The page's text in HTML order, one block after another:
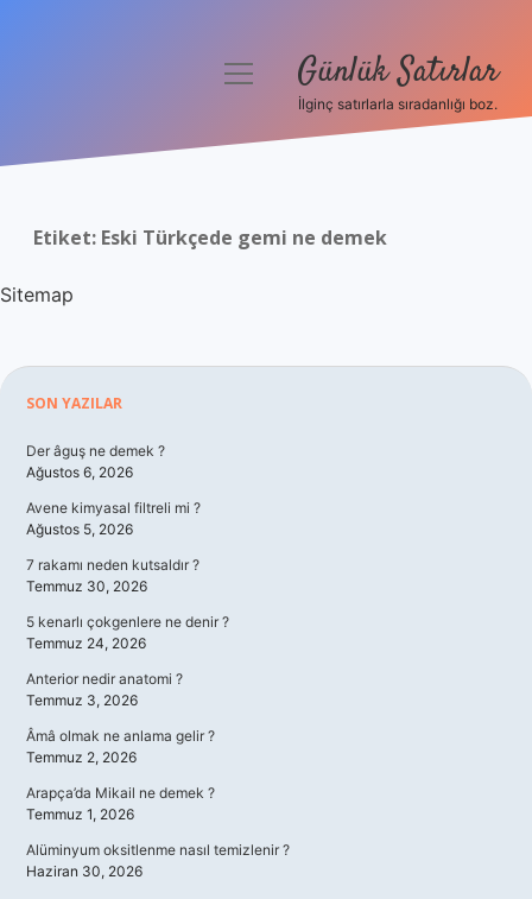
Hakkımızda
menüyü Günlük Satırlar
İlginç satırlarla sıradanlığı boz.
Etiket: Eski Türkçede gemi ne demek
Sitemap
Sidebar
SON YAZILAR
Der âguş ne demek ?
Ağustos 6, 2026
Avene kimyasal filtreli mi ?
Ağustos 5, 2026
7 rakamı neden kutsaldır ?
Temmuz 30, 2026
5 kenarlı çokgenlere ne denir ?
Temmuz 24, 2026
Anterior nedir anatomi ?
Temmuz 3, 2026
Âmâ olmak ne anlama gelir ?
Temmuz 2, 2026
Arapça’da Mikail ne demek ?
Temmuz 1, 2026
Alüminyum oksitlenme nasıl temizlenir ?
Haziran 30, 2026